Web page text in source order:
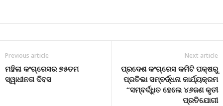
Previous article
ମହିଳା କଂଗ୍ରେସର ୭୫ତମ
ସ୍ୱାଧୀନତା ଦିବସ
Next article
ପ୍ରଦେଶ କଂଗ୍ରେସ କମିଟି ପକ୍ଷରୁ
ପ୍ରତିଭା ସମ୍ବର୍ଦ୍ଧନା କାର୍ଯ୍ୟକ୍ରମ
“ସମ୍ବର୍ଦ୍ଧିତ ହେଲେ ୪୬ଜଣ କୃତୀ
ପ୍ରତିଯୋଗୀ